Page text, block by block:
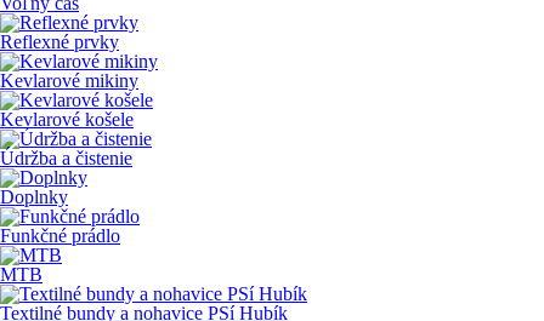
Reflexné prvky
Kevlarové mikiny
Kevlarové košele
Údržba a čistenie
Doplnky
Funkčné prádlo
MTB
Textilné bundy a nohavice PSí Hubík